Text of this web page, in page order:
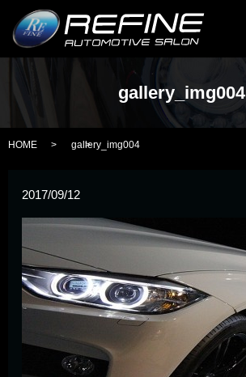
gallery_img004
HOME gallery_img004
2017/09/12